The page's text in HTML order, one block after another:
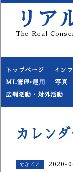
リア
The Real
トップページ イン
ML管理•運用 写真
広報活動・対外活動
カレンダ
できごと 2020-